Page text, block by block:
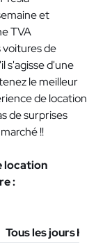
et
TVA
voitures de
s'agisse d'une
le meilleur
de location
de surprises
!!
location
:
Tous les jours